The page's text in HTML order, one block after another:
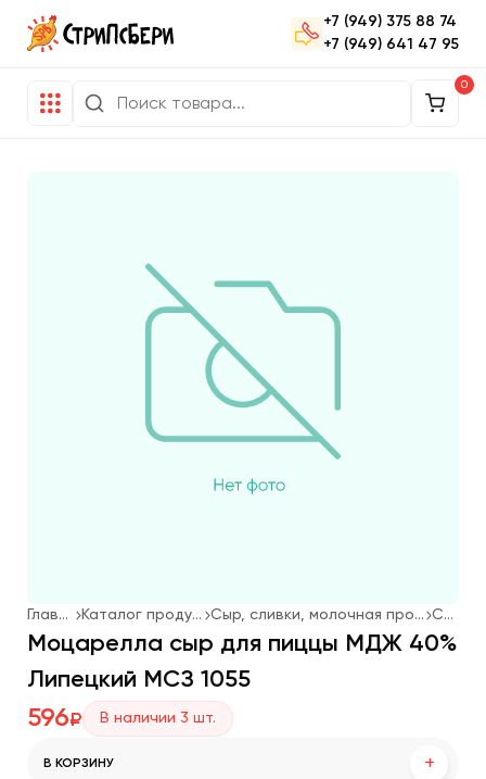
+7 (949) 375 88 74
+7 (949) 641 47 95
0
Главная Каталог продукции Сыр, сливки, молочная продукция Сыр
Моцарелла сыр для пиццы МДЖ 40%
Липецкий МСЗ 1055
596₽ В наличии 3 шт.
В КОРЗИНУ +